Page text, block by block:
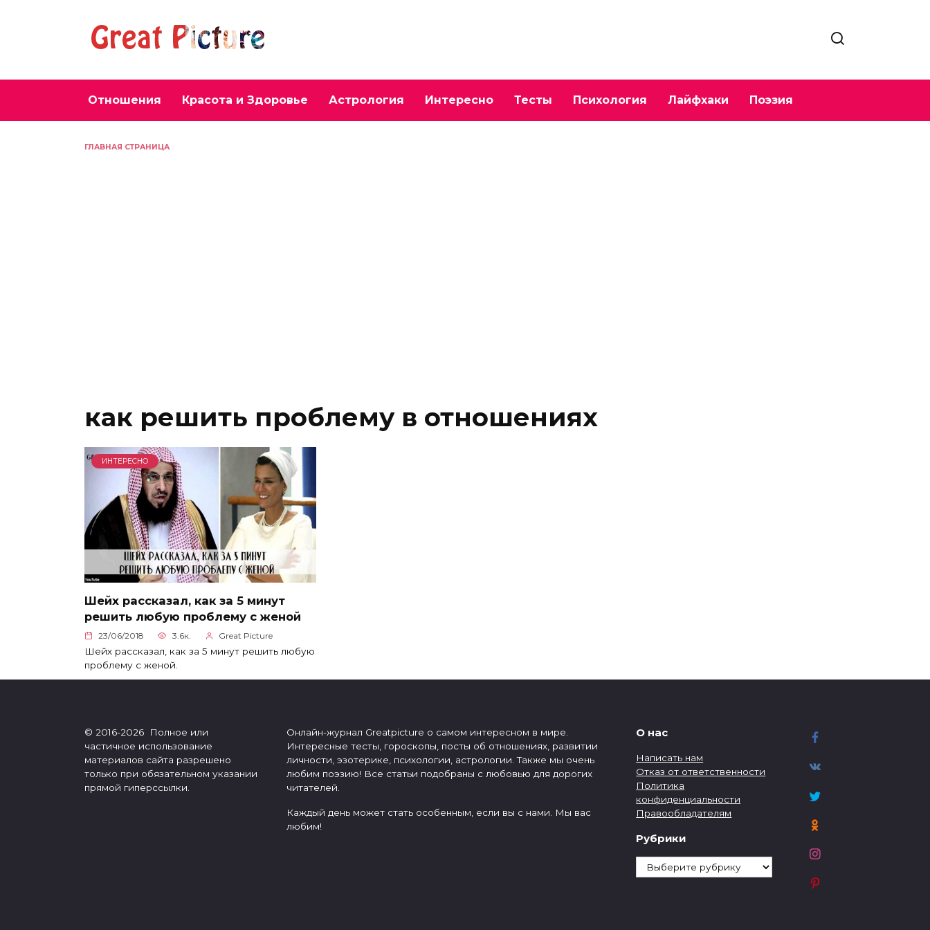
Отношения Красота и Здоровье Астрология Интересно Тесты Психология Лайфхаки Поэзия
ГЛАВНАЯ СТРАНИЦА
как решить проблему в отношениях
ИНТЕРЕСНО
Шейх рассказал, как за 5 минут
решить любую проблему с женой
23/06/2018 3.6к. Great Picture
Шейх рассказал, как за 5 минут решить любую
проблему с женой.
© 2016-2026 Полное или
частичное использование
материалов сайта разрешено
только при обязательном указании
прямой гиперссылки.
Онлайн-журнал Greatpicture о самом интересном в мире.
Интересные тесты, гороскопы, посты об отношениях, развитии
личности, эзотерике, психологии, астрологии. Также мы очень
любим поэзию! Все статьи подобраны с любовью для дорогих
читателей.
Каждый день может стать особенным, если вы с нами. Мы вас
любим!
О нас
Написать нам
Отказ от ответственности
Политика
конфиденциальности
Правообладателям
Рубрики
Рубрики